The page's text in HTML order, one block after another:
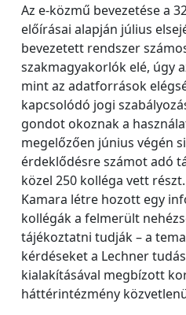
Az e-közmű bevezetése a
előírásai alapján július
bevezetett rendszer
szakmagyakorlók elé, úgy
mint az adatforrások
kapcsolódó jogi
gondot okoznak a
megelőzően június végén
érdeklődésre számot adó
közel 250 kolléga vett
Kamara létre hozott egy
kollégák a felmerült
tájékoztatni tudják – a
kérdéseket a Lechner
kialakításával megbízott
háttérintézmény